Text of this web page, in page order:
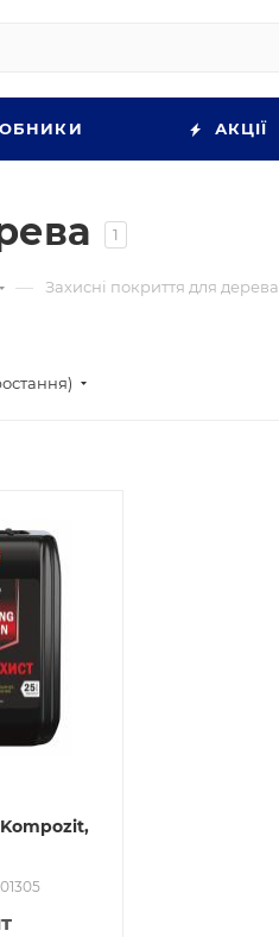
АКЦІЇ
1
— Захисні покриття для дерева
Kompozit,